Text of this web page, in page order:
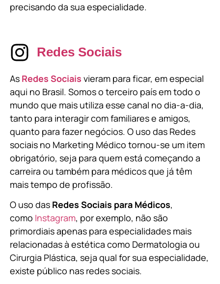
precisando da sua especialidade.
Redes Sociais
As Redes Sociais vieram para ficar, em especial
aqui no Brasil. Somos o terceiro país em todo o
mundo que mais utiliza esse canal no dia-a-dia,
tanto para interagir com familiares e amigos,
quanto para fazer negócios. O uso das Redes
sociais no Marketing Médico tornou-se um item
obrigatório, seja para quem está começando a
carreira ou também para médicos que já têm
mais tempo de profissão.
O uso das Redes Sociais para Médicos,
como Instagram, por exemplo, não são
primordiais apenas para especialidades mais
relacionadas à estética como Dermatologia ou
Cirurgia Plástica, seja qual for sua especialidade,
existe público nas redes sociais.